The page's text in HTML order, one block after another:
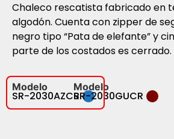
Chaleco rescatista fabricado en
algodón. Cuenta con zipper de
negro tipo “Pata de elefante” y
parte de los costados es cerrado.
Modelo
SR-2030AZCR
Modelo
SR-2030GUCR